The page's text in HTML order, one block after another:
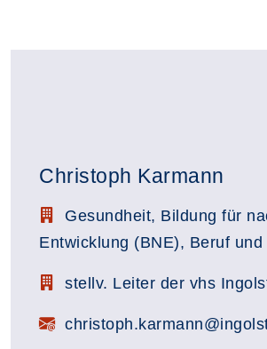
Christoph Karmann
Stellenbezeichnung:
Gesundheit, Bildung für
Entwicklung (BNE), Beruf
Zimmerbezeichnung:
stellv. Leiter der vhs
E-Mail: